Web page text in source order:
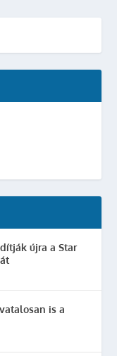
újra a Star
is a